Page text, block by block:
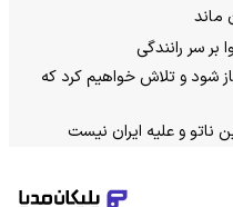
ماند
بر سر رانندگی
شود و تلاش خواهیم کرد که
ناتو و علیه ایران نیست